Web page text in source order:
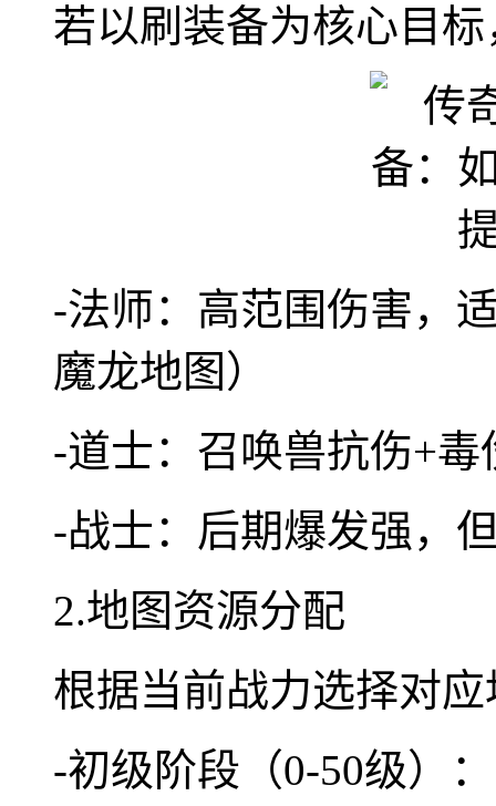
若以刷装备为核心目
-法师：高范围伤害，
魔龙地图）
-道士：召唤兽抗伤+毒
-战士：后期爆发强，
2.地图资源分配
根据当前战力选择对
-初级阶段（0-50级）